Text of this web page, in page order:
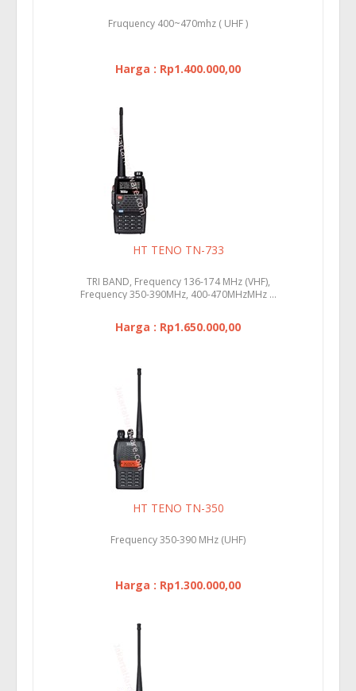
Fruquency 400~470mhz ( UHF )
Harga : Rp1.400.000,00
HT TENO TN-733
TRI BAND, Frequency 136-174 MHz (VHF),
Frequency 350-390MHz, 400-470MHzMHz ...
Harga : Rp1.650.000,00
HT TENO TN-350
Frequency 350-390 MHz (UHF)
Harga : Rp1.300.000,00